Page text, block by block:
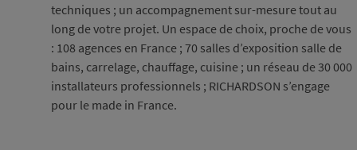
techniques ; un accompagnement sur-mesure tout au
long de votre projet. Un espace de choix, proche de vous
: 108 agences en France ; 70 salles d’exposition salle de
bains, carrelage, chauffage, cuisine ; un réseau de 30 000
installateurs professionnels ; RICHARDSON s’engage
pour le made in France.